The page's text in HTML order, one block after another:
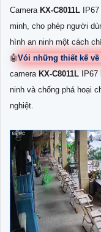
Camera KX-C8011L
minh, cho phép người
hình an ninh một cách
🤖️Vói những thiết kế
camera KX-C8011L
ninh và chống phá hoại
nghiệt.